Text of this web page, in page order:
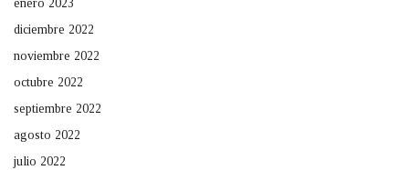
enero 2023
diciembre 2022
noviembre 2022
octubre 2022
septiembre 2022
agosto 2022
julio 2022